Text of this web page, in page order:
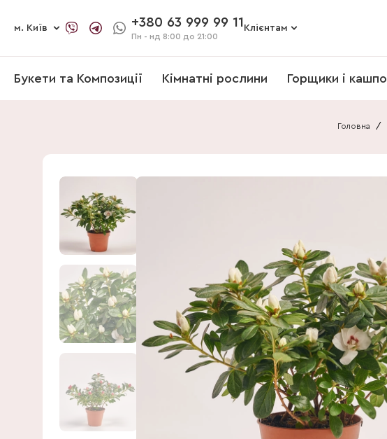
м. Київ +380 63 999 99 11
Пн - нд 8:00 до 21:00
Клієнтам
Букети та Композиції Кімнатні рослини Горщики і кашпо
Головна /